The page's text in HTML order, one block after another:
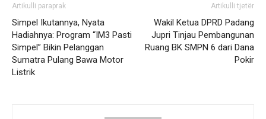
Artikulli paraprak
Simpel Ikutannya, Nyata
Hadiahnya: Program “IM3 Pasti
Simpel” Bikin Pelanggan
Sumatra Pulang Bawa Motor
Listrik
Artikulli tjetër
Wakil Ketua DPRD Padang
Jupri Tinjau Pembangunan
Ruang BK SMPN 6 dari Dana
Pokir